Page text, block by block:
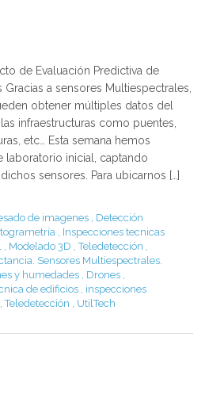
de Evaluación Predictiva de
a sensores Multiespectrales,
obtener múltiples datos del
infraestructuras como puentes,
etc… Esta semana hemos
laboratorio inicial, captando
sensores. Para ubicarnos […]
de imagenes , Detección
, Inspecciones tecnicas
, Modelado 3D , Teledetección ,
Sensores Multiespectrales.
y humedades , Drones ,
de edificios , inspecciones
, Teledetección , UtilTech